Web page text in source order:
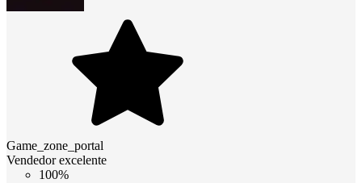
Game_zone_portal
Vendedor excelente
100%